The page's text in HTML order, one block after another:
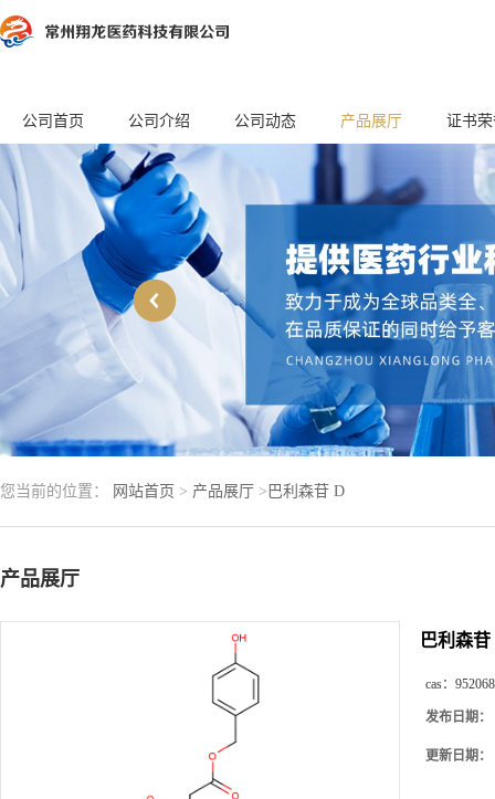
公司首页 公司介绍 公司动态 产品展厅 证书
您当前的位置： 网站首页 > 产品展厅 > 巴利森苷 D
产品展厅
巴利森苷
cas：
发布日期：
更新日期：